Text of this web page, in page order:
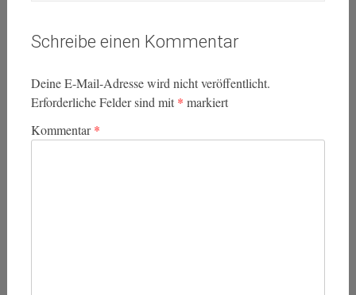
Schreibe einen Kommentar
Deine E-Mail-Adresse wird nicht veröffentlicht.
Erforderliche Felder sind mit * markiert
Kommentar*